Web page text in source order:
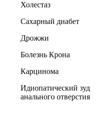
Холестаз
Сахарный диабет
Дрожжи
Болезнь Крона
Карцинома
Идиопатический зуд
анального отверстия